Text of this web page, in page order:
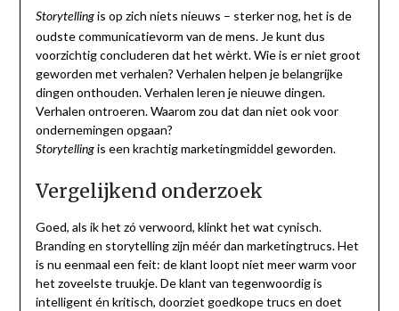
Storytellingis op zich niets nieuws – sterker nog, het is de
oudste communicatievorm van de mens. Je kunt dus
voorzichtig concluderen dat het wèrkt. Wie is er niet groot
geworden met verhalen? Verhalen helpen je belangrijke
dingen onthouden. Verhalen leren je nieuwe dingen.
Verhalen ontroeren. Waarom zou dat dan niet ook voor
ondernemingen opgaan?
Storytellingis een krachtig marketingmiddel geworden.
Vergelijkend onderzoek
Goed, als ik het zó verwoord, klinkt het wat cynisch.
Branding en storytelling zijn méér dan marketingtrucs. Het
is nu eenmaal een feit: de klant loopt niet meer warm voor
het zoveelste truukje. De klant van tegenwoordig is
intelligent én kritisch, doorziet goedkope trucs en doet